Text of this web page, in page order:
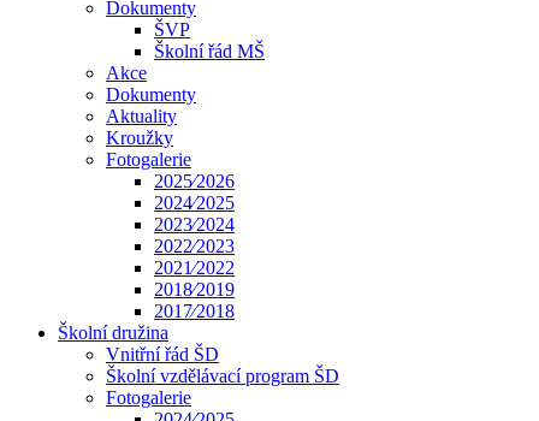
Dokumenty
ŠVP
Školní řád MŠ
Akce
Dokumenty
Aktuality
Kroužky
Fotogalerie
2025⁄2026
2024⁄2025
2023⁄2024
2022⁄2023
2021⁄2022
2018⁄2019
2017⁄2018
Školní družina
Vnitřní řád ŠD
Školní vzdělávací program ŠD
Fotogalerie